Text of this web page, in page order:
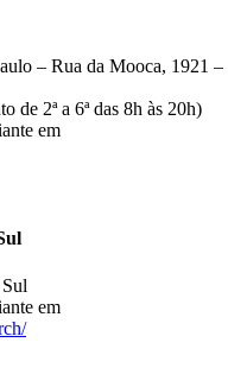
– Rua da Mooca, 1921 –
de 2ª a 6ª das 8h às 20h)
em
em